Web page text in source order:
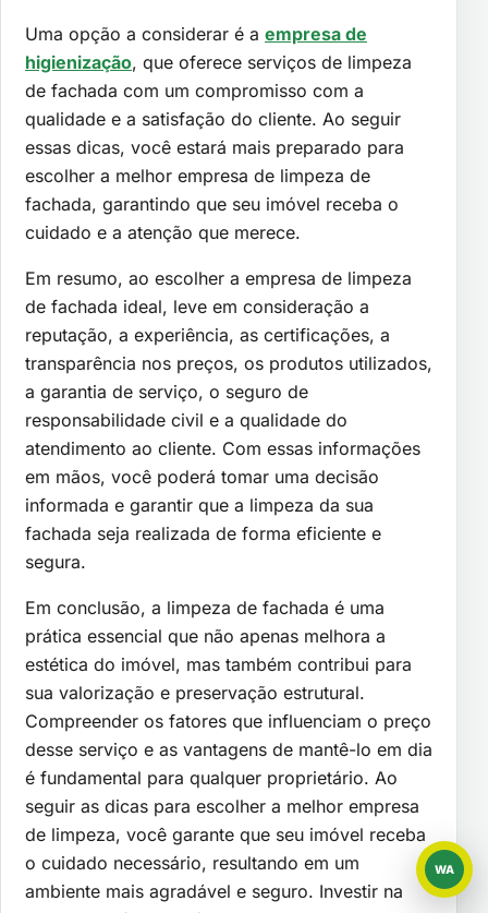
Uma opção a considerar é a empresa de
higienização, que oferece serviços de limpeza
de fachada com um compromisso com a
qualidade e a satisfação do cliente. Ao seguir
essas dicas, você estará mais preparado para
escolher a melhor empresa de limpeza de
fachada, garantindo que seu imóvel receba o
cuidado e a atenção que merece.
Em resumo, ao escolher a empresa de limpeza
de fachada ideal, leve em consideração a
reputação, a experiência, as certificações, a
transparência nos preços, os produtos utilizados,
a garantia de serviço, o seguro de
responsabilidade civil e a qualidade do
atendimento ao cliente. Com essas informações
em mãos, você poderá tomar uma decisão
informada e garantir que a limpeza da sua
fachada seja realizada de forma eficiente e
segura.
Em conclusão, a limpeza de fachada é uma
prática essencial que não apenas melhora a
estética do imóvel, mas também contribui para
sua valorização e preservação estrutural.
Compreender os fatores que influenciam o preço
desse serviço e as vantagens de mantê-lo em dia
é fundamental para qualquer proprietário. Ao
seguir as dicas para escolher a melhor empresa
de limpeza, você garante que seu imóvel receba
o cuidado necessário, resultando em um
ambiente mais agradável e seguro. Investir na
WA